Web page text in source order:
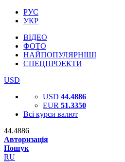
РУС
УКР
ВІДЕО
ФОТО
НАЙПОПУЛЯРНІШІ
СПЕЦПРОЕКТИ
USD
USD 44.4886
EUR 51.3350
Всі курси валют
44.4886
Авторизація
Пошук
RU